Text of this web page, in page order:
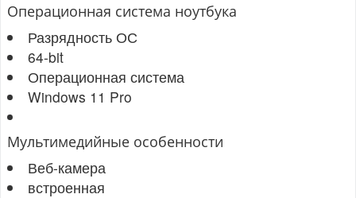
Операционная система ноутбука
Разрядность ОС
64-bit
Операционная система
Windows 11 Pro
Мультимедийные особенности
Веб-камера
встроенная